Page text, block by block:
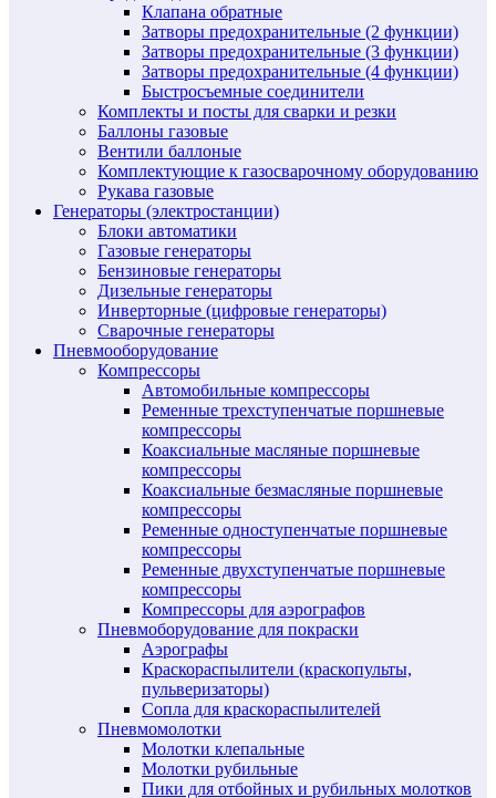
Клапана обратные
Затворы предохранительные (2 функции)
Затворы предохранительные (3 функции)
Затворы предохранительные (4 функции)
Быстросъемные соединители
Комплекты и посты для сварки и резки
Баллоны газовые
Вентили баллоные
Комплектующие к газосварочному оборудованию
Рукава газовые
Генераторы (электростанции)
Блоки автоматики
Газовые генераторы
Бензиновые генераторы
Дизельные генераторы
Инверторные (цифровые генераторы)
Сварочные генераторы
Пневмооборудование
Компрессоры
Автомобильные компрессоры
Ременные трехступенчатые поршневые
компрессоры
Коаксиальные масляные поршневые
компрессоры
Коаксиальные безмасляные поршневые
компрессоры
Ременные одноступенчатые поршневые
компрессоры
Ременные двухступенчатые поршневые
компрессоры
Компрессоры для аэрографов
Пневмоборудование для покраски
Аэрографы
Краскораспылители (краскопульты,
пульверизаторы)
Сопла для краскораспылителей
Пневмомолотки
Молотки клепальные
Молотки рубильные
Пики для отбойных и рубильных молотков